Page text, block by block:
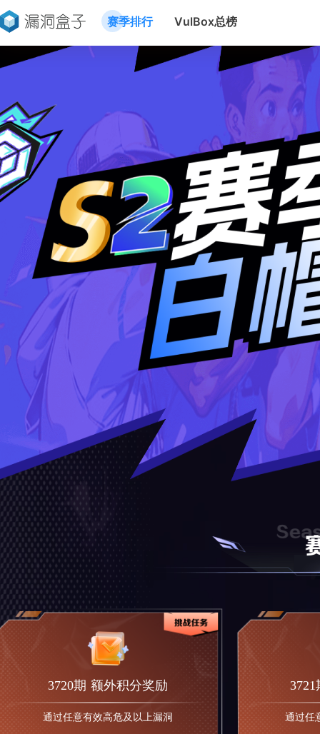
赛季排行 VulBox总榜
3720期 额外积分奖励
通过任意有效高危及以上漏洞 通过任